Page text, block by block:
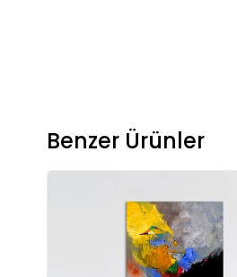
Benzer Ürünler